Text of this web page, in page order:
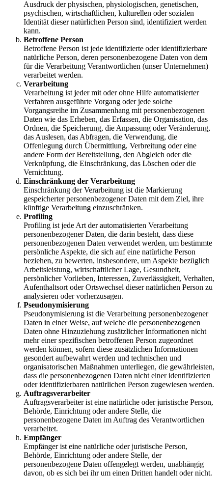
Ausdruck der physischen, physiologischen, genetischen,
psychischen, wirtschaftlichen, kulturellen oder sozialen
Identität dieser natürlichen Person sind, identifiziert werden
kann.
Betroffene Person
Betroffene Person ist jede identifizierte oder identifizierbare
natürliche Person, deren personenbezogene Daten von dem
für die Verarbeitung Verantwortlichen (unser Unternehmen)
verarbeitet werden.
Verarbeitung
Verarbeitung ist jeder mit oder ohne Hilfe automatisierter
Verfahren ausgeführte Vorgang oder jede solche
Vorgangsreihe im Zusammenhang mit personenbezogenen
Daten wie das Erheben, das Erfassen, die Organisation, das
Ordnen, die Speicherung, die Anpassung oder Veränderung,
das Auslesen, das Abfragen, die Verwendung, die
Offenlegung durch Übermittlung, Verbreitung oder eine
andere Form der Bereitstellung, den Abgleich oder die
Verknüpfung, die Einschränkung, das Löschen oder die
Vernichtung.
Einschränkung der Verarbeitung
Einschränkung der Verarbeitung ist die Markierung
gespeicherter personenbezogener Daten mit dem Ziel, ihre
künftige Verarbeitung einzuschränken.
Profiling
Profiling ist jede Art der automatisierten Verarbeitung
personenbezogener Daten, die darin besteht, dass diese
personenbezogenen Daten verwendet werden, um bestimmte
persönliche Aspekte, die sich auf eine natürliche Person
beziehen, zu bewerten, insbesondere, um Aspekte bezüglich
Arbeitsleistung, wirtschaftlicher Lage, Gesundheit,
persönlicher Vorlieben, Interessen, Zuverlässigkeit, Verhalten,
Aufenthaltsort oder Ortswechsel dieser natürlichen Person zu
analysieren oder vorherzusagen.
Pseudonymisierung
Pseudonymisierung ist die Verarbeitung personenbezogener
Daten in einer Weise, auf welche die personenbezogenen
Daten ohne Hinzuziehung zusätzlicher Informationen nicht
mehr einer spezifischen betroffenen Person zugeordnet
werden können, sofern diese zusätzlichen Informationen
gesondert aufbewahrt werden und technischen und
organisatorischen Maßnahmen unterliegen, die gewährleisten,
dass die personenbezogenen Daten nicht einer identifizierten
oder identifizierbaren natürlichen Person zugewiesen werden.
Auftragsverarbeiter
Auftragsverarbeiter ist eine natürliche oder juristische Person,
Behörde, Einrichtung oder andere Stelle, die
personenbezogene Daten im Auftrag des Verantwortlichen
verarbeitet.
Empfänger
Empfänger ist eine natürliche oder juristische Person,
Behörde, Einrichtung oder andere Stelle, der
personenbezogene Daten offengelegt werden, unabhängig
davon, ob es sich bei ihr um einen Dritten handelt oder nicht.